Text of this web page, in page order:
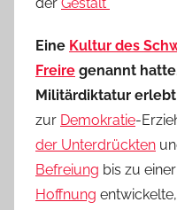
der Gestalt
Eine Kultur des
Freire genannt
Militärdiktatur
zur Demokratie-
der Unterdrückten
Befreiung bis zu einer
Hoffnung entwickelte,